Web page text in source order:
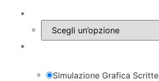
*
*
Simulazione Grafica Scritte